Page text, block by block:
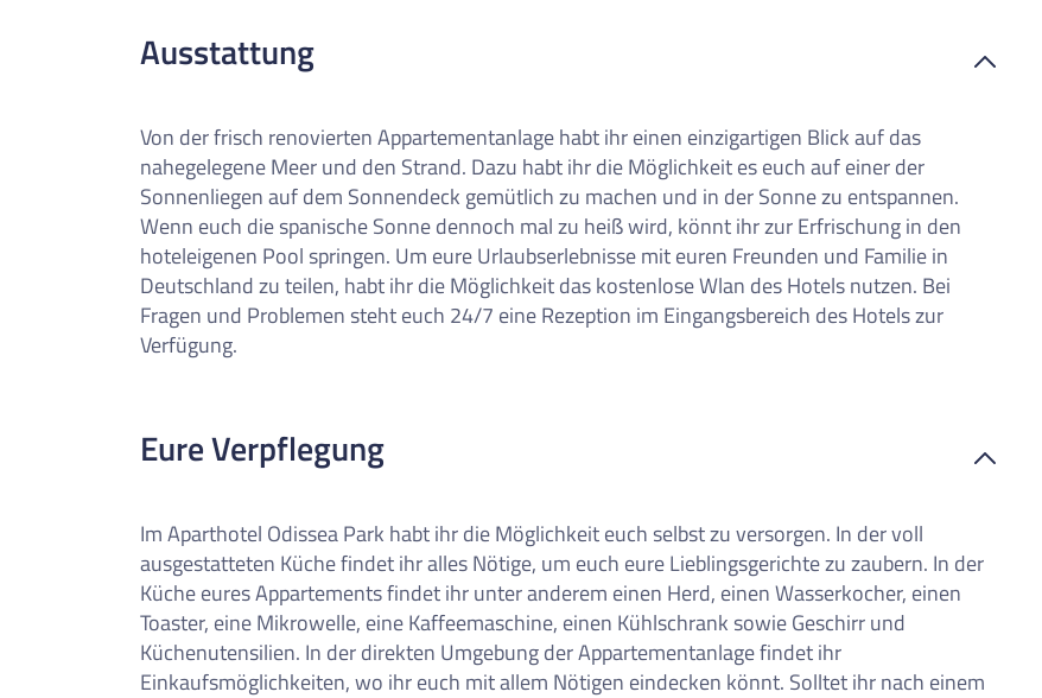
Ausstattung
Von der frisch renovierten Appartementanlage habt ihr einen einzigartigen Blick auf das
nahegelegene Meer und den Strand. Dazu habt ihr die Möglichkeit es euch auf einer der
Sonnenliegen auf dem Sonnendeck gemütlich zu machen und in der Sonne zu entspannen.
Wenn euch die spanische Sonne dennoch mal zu heiß wird, könnt ihr zur Erfrischung in den
hoteleigenen Pool springen. Um eure Urlaubserlebnisse mit euren Freunden und Familie in
Deutschland zu teilen, habt ihr die Möglichkeit das kostenlose Wlan des Hotels nutzen. Bei
Fragen und Problemen steht euch 24/7 eine Rezeption im Eingangsbereich des Hotels zur
Verfügung.
Eure Verpflegung
Im Aparthotel Odissea Park habt ihr die Möglichkeit euch selbst zu versorgen. In der voll
ausgestatteten Küche findet ihr alles Nötige, um euch eure Lieblingsgerichte zu zaubern. In der
Küche eures Appartements findet ihr unter anderem einen Herd, einen Wasserkocher, einen
Toaster, eine Mikrowelle, eine Kaffeemaschine, einen Kühlschrank sowie Geschirr und
Küchenutensilien. In der direkten Umgebung der Appartementanlage findet ihr
Einkaufsmöglichkeiten, wo ihr euch mit allem Nötigen eindecken könnt. Solltet ihr nach einem